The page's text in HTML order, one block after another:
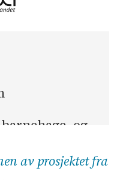
og
av prosjektet fra